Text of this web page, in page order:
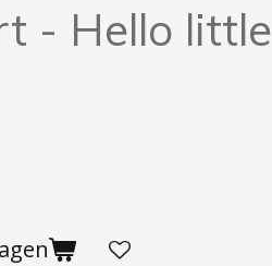
- Hello little